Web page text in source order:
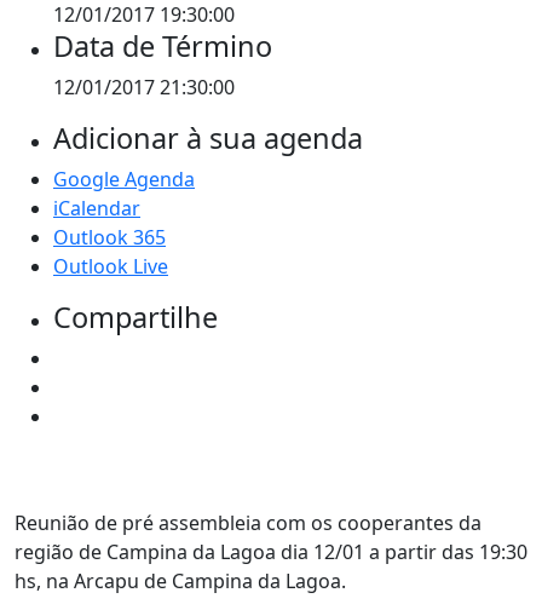
12/01/2017 19:30:00
Data de Término
12/01/2017 21:30:00
Adicionar à sua agenda
Google Agenda
iCalendar
Outlook 365
Outlook Live
Compartilhe
Reunião de pré assembleia com os cooperantes da
região de Campina da Lagoa dia 12/01 a partir das 19:30
hs, na Arcapu de Campina da Lagoa.